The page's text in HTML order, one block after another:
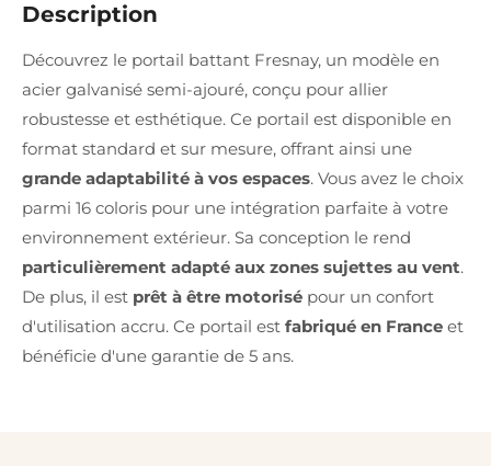
Description
Découvrez le portail battant Fresnay, un modèle en
acier galvanisé semi-ajouré, conçu pour allier
robustesse et esthétique. Ce portail est disponible en
format standard et sur mesure, offrant ainsi une
grande adaptabilité à vos espaces. Vous avez le choix
parmi 16 coloris pour une intégration parfaite à votre
environnement extérieur. Sa conception le rend
particulièrement adapté aux zones sujettes au vent.
De plus, il est prêt à être motorisé pour un confort
d'utilisation accru. Ce portail est fabriqué en France et
bénéficie d'une garantie de 5 ans.